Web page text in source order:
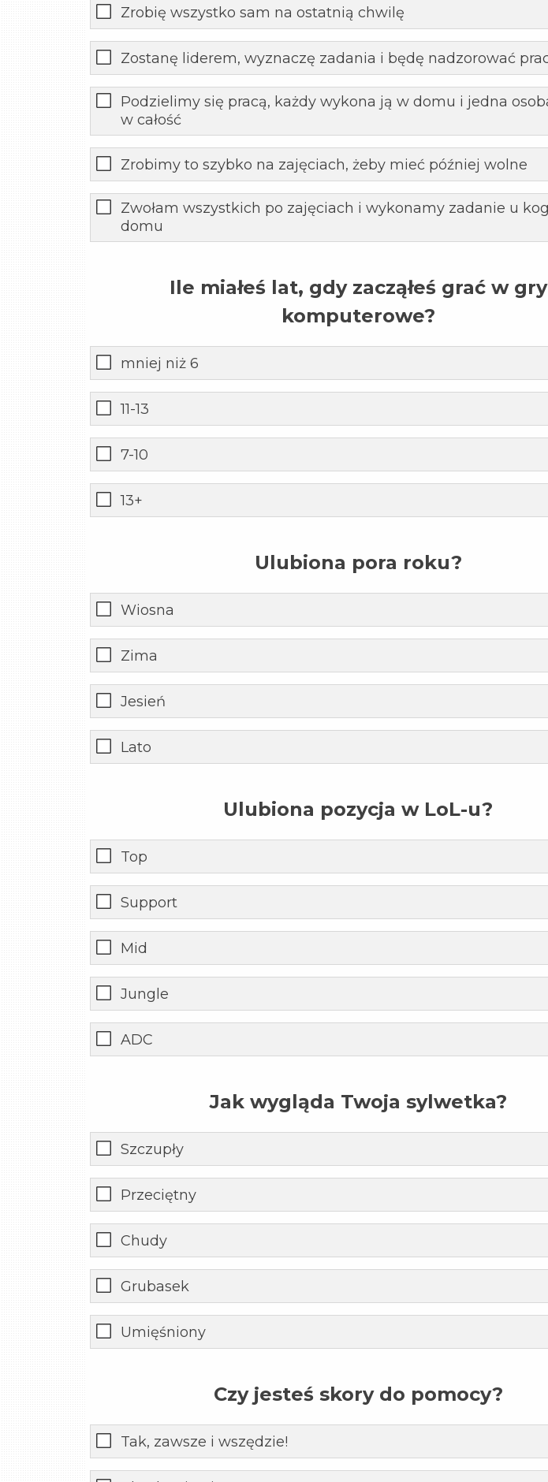
Zrobię wszystko sam na ostatnią chwilę
Zostanę liderem, wyznaczę zadania i będę nadzorować
Podzielimy się pracą, każdy wykona ją w domu i jedna
w całość
Zrobimy to szybko na zajęciach, żeby mieć później wolne
Zwołam wszystkich po zajęciach i wykonamy zadanie u
domu
Ile miałeś lat, gdy zacząłeś grać w gry
komputerowe?
mniej niż 6
11-13
7-10
13+
Ulubiona pora roku?
Wiosna
Zima
Jesień
Lato
Ulubiona pozycja w LoL-u?
Top
Support
Mid
Jungle
ADC
Jak wygląda Twoja sylwetka?
Szczupły
Przeciętny
Chudy
Grubasek
Umięśniony
Czy jesteś skory do pomocy?
Tak, zawsze i wszędzie!